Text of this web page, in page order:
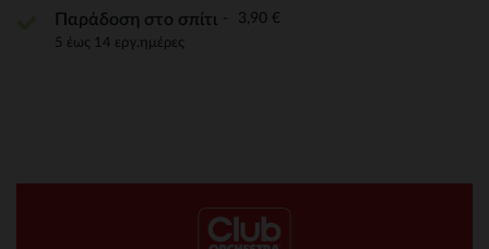
Παράδοση στο σπίτι 3,90 €
5 έως 14 εργ.ημέρες